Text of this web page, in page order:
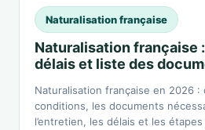
Naturalisation française
Naturalisation française
délais et liste des
Naturalisation française en 2026 :
conditions, les documents
l’entretien, les délais et les